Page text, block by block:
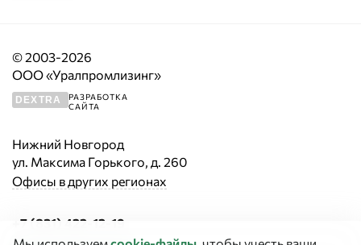
© 2003-2026
ООО «Уралпромлизинг»
DEXTRA
РАЗРАБОТКА
САЙТА
Нижний Новгород
ул. Максима Горького, д. 260
Офисы в других регионах
+7 (831) 422-12-19